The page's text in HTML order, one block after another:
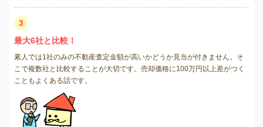
3
最大6社と比較！
素人では1社のみの不動産査定金額が高いかどうか見当が付きません。そ
こで複数社と比較することが大切です。売却価格に100万円以上差がつく
こともよくある話です。